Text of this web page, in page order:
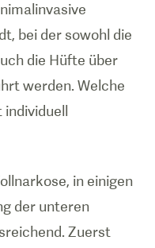
bei der sowohl die
die Hüfte über
werden. Welche
in einigen
der unteren
Zuerst